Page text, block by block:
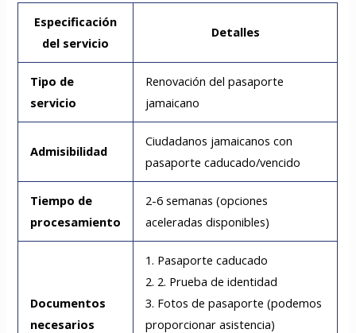
Especificación
del servicio
Detalles
Tipo de
servicio
Renovación del pasaporte
jamaicano
Admisibilidad
Ciudadanos jamaicanos con
pasaporte caducado/vencido
Tiempo de
procesamiento
2-6 semanas (opciones
aceleradas disponibles)
Documentos
necesarios
1. Pasaporte caducado
2. 2. Prueba de identidad
3. Fotos de pasaporte (podemos
proporcionar asistencia)